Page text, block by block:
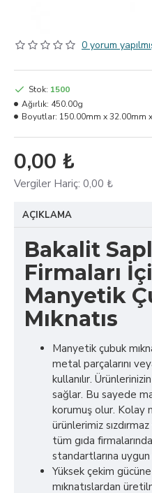
0 yorum
0,00 ₺
Vergiler Hariç: 0,00 ₺
Stok: 1500
Ağırlık: 450.00g
Boyutlar: 150.00mm x 32.00mm
AÇIKLAMA
Bakalit
Firmaları
Manyetik
Mıknatıs
Manyetik çubuk
metal parçalarını
kullanılır.
sağlar. Bu sayede
korumuş olur. Kolay
ürünlerimiz
tüm gıda
standartlarına
Yüksek çekim
mıknatıslardan